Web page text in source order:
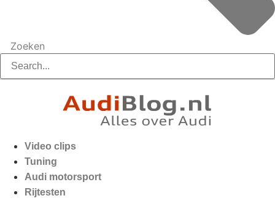
Zoeken
Video clips
Tuning
Audi motorsport
Rijtesten